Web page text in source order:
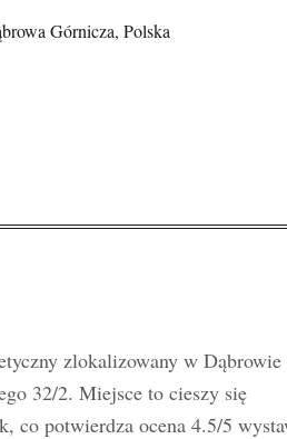
Górnicza, Polska
zlokalizowany w
32/2. Miejsce to cieszy się
co potwierdza ocena 4.5/5